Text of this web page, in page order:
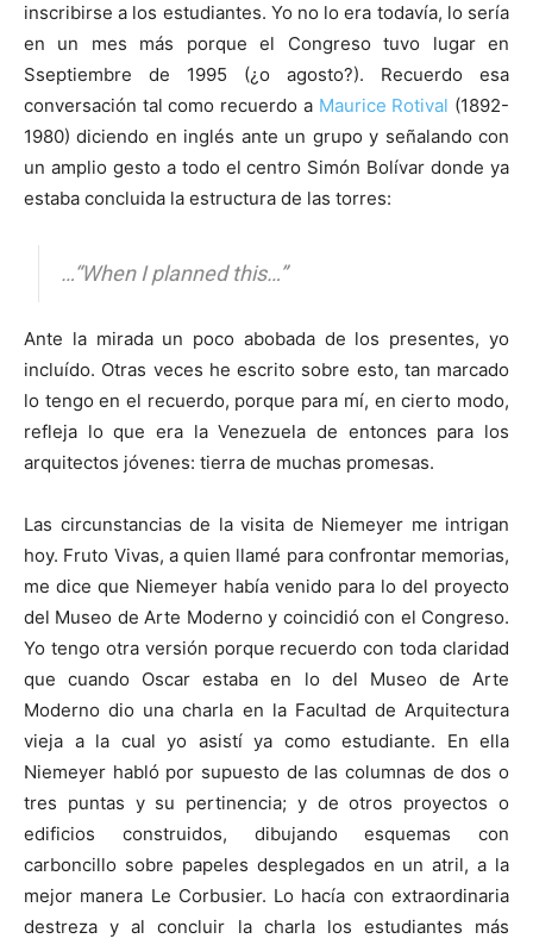
inscribirse a los estudiantes. Yo no lo era todavía, lo sería
en un mes más porque el Congreso tuvo lugar en
Sseptiembre de 1995 (¿o agosto?). Recuerdo esa
conversación tal como recuerdo a Maurice Rotival (1892-
1980) diciendo en inglés ante un grupo y señalando con
un amplio gesto a todo el centro Simón Bolívar donde ya
estaba concluida la estructura de las torres:
…“When I planned this…”
Ante la mirada un poco abobada de los presentes, yo
incluído. Otras veces he escrito sobre esto, tan marcado
lo tengo en el recuerdo, porque para mí, en cierto modo,
refleja lo que era la Venezuela de entonces para los
arquitectos jóvenes: tierra de muchas promesas.
Las circunstancias de la visita de Niemeyer me intrigan
hoy. Fruto Vivas, a quien llamé para confrontar memorias,
me dice que Niemeyer había venido para lo del proyecto
del Museo de Arte Moderno y coincidió con el Congreso.
Yo tengo otra versión porque recuerdo con toda claridad
que cuando Oscar estaba en lo del Museo de Arte
Moderno dio una charla en la Facultad de Arquitectura
vieja a la cual yo asistí ya como estudiante. En ella
Niemeyer habló por supuesto de las columnas de dos o
tres puntas y su pertinencia; y de otros proyectos o
edificios construidos, dibujando esquemas con
carboncillo sobre papeles desplegados en un atril, a la
mejor manera Le Corbusier. Lo hacía con extraordinaria
destreza y al concluir la charla los estudiantes más